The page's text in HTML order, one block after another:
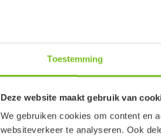
Toestemming
Deze website maakt gebruik van
We gebruiken cookies om content en
websiteverkeer te analyseren. Ook
Vanwege haar
nodig heeft. Daarom is
controleren of opnieuw
bespaart. Star Sentinel